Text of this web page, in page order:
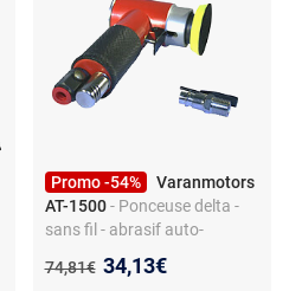
Promo -54%
Varanmotors
AT-1500 - Ponceuse delta -
sans fil - abrasif auto-
Ancien prix :
74,81€ Nouveau prix :
34,13€